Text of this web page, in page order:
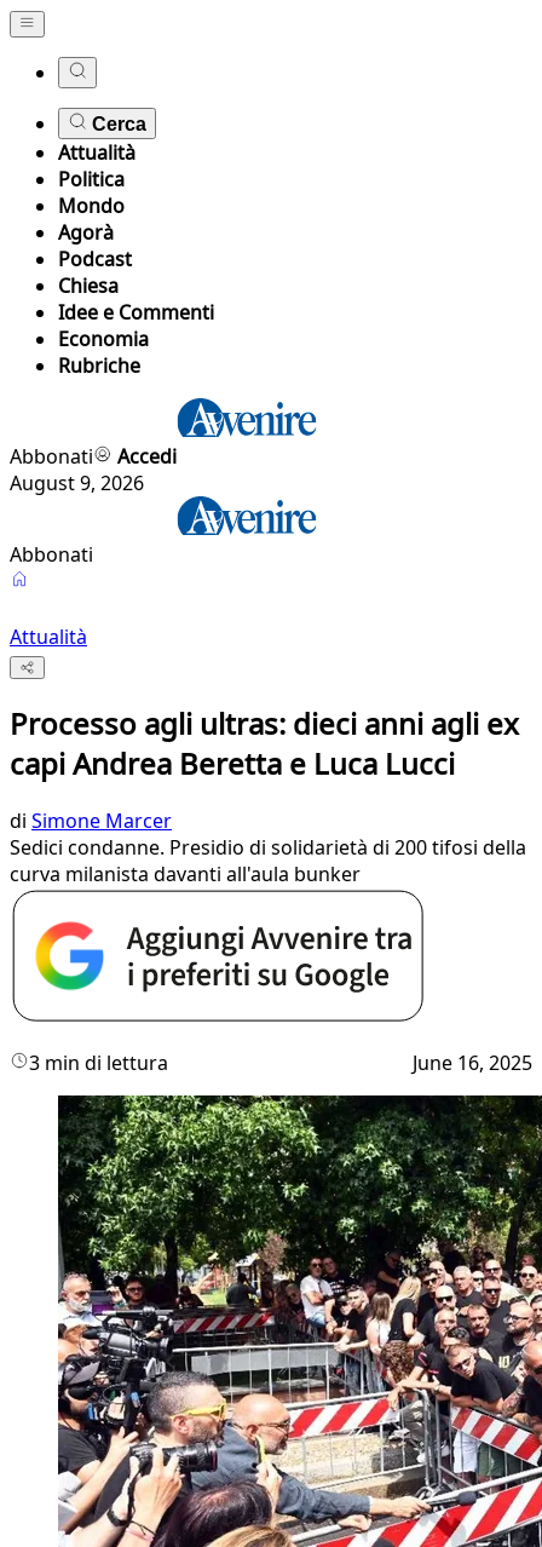
Cerca
Attualità
Politica
Mondo
Agorà
Podcast
Chiesa
Idee e Commenti
Economia
Rubriche
Abbonati
Accedi
August 9, 2026
Abbonati
Attualità
Processo agli ultras: dieci anni agli ex
capi Andrea Beretta e Luca Lucci
di Simone Marcer
Sedici condanne. Presidio di solidarietà di 200 tifosi della
curva milanista davanti all'aula bunker
3 min di lettura June 16, 2025